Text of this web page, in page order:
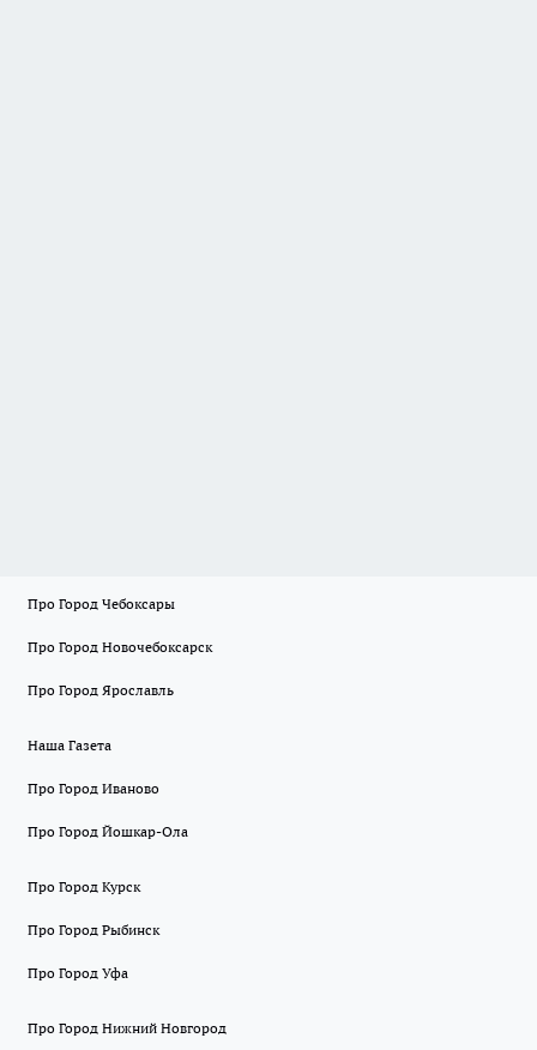
Про Город Чебоксары
Про Город Новочебоксарск
Про Город Ярославль
Наша Газета
Про Город Иваново
Про Город Йошкар-Ола
Про Город Курск
Про Город Рыбинск
Про Город Уфа
Про Город Нижний Новгород